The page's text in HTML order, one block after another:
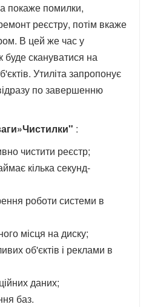
покаже помилки,
реєстру, потім вкаже
В цей же час у
скануватися на
Утиліта запропонує
по завершенню
:
чистити реєстр;
кілька секунд-
роботи системи в
місця на диску;
об'єктів і реклами в
даних;
баз.